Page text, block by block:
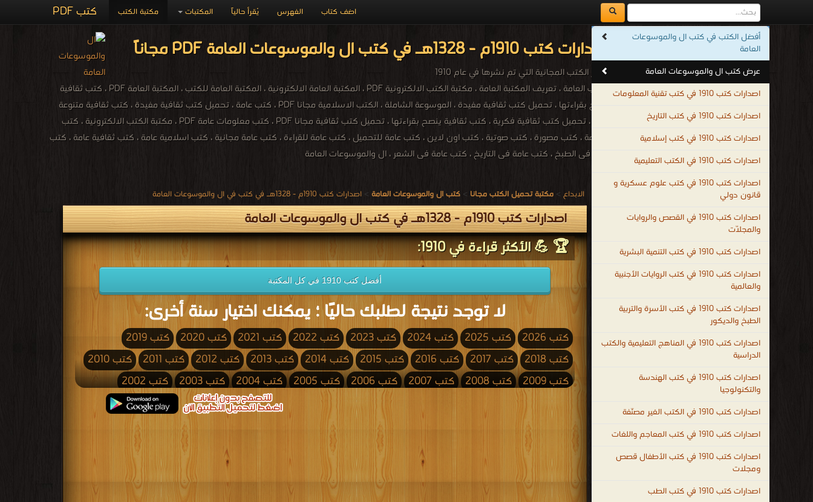
كتب PDF مكتبة الكتب المكتبات يُقرأ حالياً الفهرس اضف كتاب
اصدارات كتب 1910م - 1328هـ في كتب ال والموسوعات العامة PDF مجاناً
أشهر الكتب المجانية التي تم نشرها في عام 1910
الكتب العامة ، تعريف المكتبة العامة ، مكتبة الكتب الالكترونية PDF ، المكتبة العامة الالكترونية ، المكتبة العامة للكتب ، المكتبة العامة PDF ، كتب ثقافية
ينصح بقراءتها ، تحميل كتب ثقافية مفيدة ، الموسوعة الشاملة ، الكتب الاسلامية مجانا PDF ، كتب عامة ، تحميل كتب ثقافية مفيدة ، كتب ثقافية متنوعة
PDF ، تحميل كتب ثقافية فكرية ، كتب ثقافية ينصح بقراءتها ، تحميل كتب ثقافية مجانا PDF ، كتب معلومات عامة PDF ، مكتبة الكتب الالكترونية ، كتب
متنوعة ، كتب مصورة ، كتب صوتية ، كتب اون لاين ، كتب عامة للتحميل ، كتب عامة للقراءة ، كتب عامة مجانية ، كتب اسلامية عامة ، كتب ثقافية عامة ، كتب
عامة فى الطبخ ، كتب عامة فى التاريخ ، كتب عامة فى الشعر ، ال والموسوعات العامة
أفضل الكتب في كتب ال والموسوعات
العامة
عرض كتب ال والموسوعات العامة
اصدارات كتب 1910 في كتب تقنية المعلومات
اصدارات كتب 1910 في كتب التاريخ
اصدارات كتب 1910 في كتب إسلامية
اصدارات كتب 1910 في الكتب التعليمية
اصدارات كتب 1910 في كتب علوم عسكرية و
قانون دولي
اصدارات كتب 1910 في القصص والروايات
والمجلّات
اصدارات كتب 1910 في كتب التنمية البشرية
اصدارات كتب 1910 في كتب الروايات الأجنبية
والعالمية
اصدارات كتب 1910 في كتب الأسرة والتربية
الطبخ والديكور
اصدارات كتب 1910 في المناهج التعليمية والكتب
الدراسية
اصدارات كتب 1910 في كتب الهندسة
والتكنولوجيا
اصدارات كتب 1910 في الكتب الغير مصنّفة
اصدارات كتب 1910 في كتب المعاجم واللغات
اصدارات كتب 1910 في كتب الأطفال قصص
ومجلات
اصدارات كتب 1910 في كتب الطب
الابداع > مكتبة تحميل الكتب مجانا > كتب ال والموسوعات العامة > اصدارات كتب 1910م - 1328هـ في كتب في ال والموسوعات العامة
اصدارات كتب 1910م - 1328هـ في كتب ال والموسوعات العامة
🏆 💪 الأكثر قراءة في 1910:
أفضل كتب 1910 في كل المكتبة
لا توجد نتيجة لطلبك حاليًا ؛ يمكنك اختيار سنة أخرى:
كتب 2026 كتب 2025 كتب 2024 كتب 2023 كتب 2022 كتب 2021 كتب 2020
كتب 2019
كتب 2018
كتب 2017 كتب 2016 كتب 2015 كتب 2014 كتب 2013 كتب 2012 كتب 2011
كتب 2010
كتب 2009
كتب 2008 كتب 2007 كتب 2006 كتب 2005 كتب 2004 كتب 2003
كتب 2002
كتب 2001
كتب 1998 كتب 1997 كتب 1996 كتب 1995 كتب 1994
كتب 1993
كتب 1989 كتب 1988 كتب 1985
كتب 1984
كتب 1979 كتب 1977 كتب 1976
كتب 1975
كتب 1974
كتب 1971 كتب 1970 كتب 1969 كتب 1968 كتب 1967
كتب 1966
كتب 1965
كتب 1962 كتب 1961 كتب 1960 كتب 1959 كتب 1958
كتب 1957